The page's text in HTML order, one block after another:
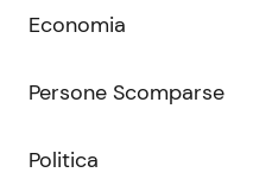
Economia
Persone Scomparse
Politica